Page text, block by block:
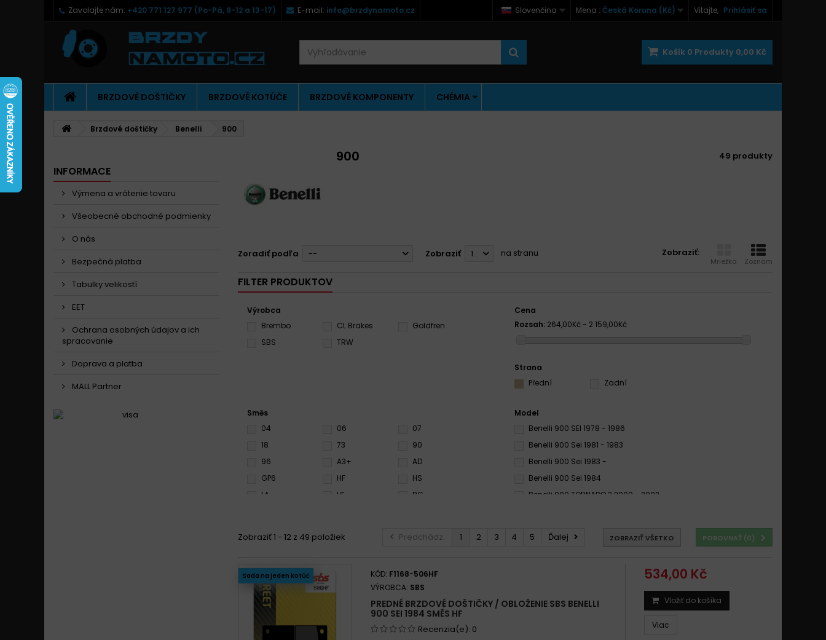
Vitajte, Prihlásiť sa
Mena : Česká Koruna (Kč)
Slovenčina
Zavolajte nám: +420 771 127 977 (Po-Pá, 9-12 a 13-17) E-mail: info@brzdynamoto.cz
Košík 0 Produkty 0,00 Kč
BRZDOVÉ DOŠTIČKY BRZDOVÉ KOTÚČE BRZDOVÉ KOMPONENTY CHÉMIA
Brzdové doštičky Benelli 900
INFORMACE
Výmena a vrátenie tovaru
Všeobecné obchodné podmienky
O nás
Bezpečná platba
Tabulky velikostí
EET
Ochrana osobných údajov a ich
spracovanie
Doprava a platba
MALL Partner
900 49 produkty
Zobraziť:
Mriežka Zoznam
Zoradiť podľa -- Zobraziť 12 na stranu
FILTER PRODUKTOV
Výrobca
Brembo
CL Brakes
Goldfren
SBS
TRW
Cena
Rozsah: 264,00Kč - 2 159,00Kč
Strana
Přední
Zadní
Směs
04
06
07
18
73
90
96
A3+
AD
GP6
HF
HS
LA
LS
RC
Model
Benelli 900 SEI 1978 - 1986
Benelli 900 Sei 1981 - 1983
Benelli 900 Sei 1983 -
Benelli 900 Sei 1984
Benelli 900 TORNADO 3 2000 - 2002
Benelli 900 Tornado 2002 -
Benelli 900 Tornado TRE 2003 - 2006
Benelli 900 Tornado TRE RS 2004 - 2006
Benelli Tornado 900 TRE 2003-2014
Benelli Tornado 900 TRE 2006-2014
POROVNAŤ (0)
Predchádz. 1 2 3 4 5 Ďalej ZOBRAZIŤ VŠETKO
Zobraziť 1 - 12 z 49 položiek
Sada na jeden kotúč KÓD: F1168-506HF
VÝROBCA: SBS
PREDNÉ BRZDOVÉ DOŠTIČKY / OBLOŽENIE SBS BENELLI
900 SEI 1984 SMĚS HF
Recenzia(e): 0
534,00 Kč
Vložiť do košíka
Viac